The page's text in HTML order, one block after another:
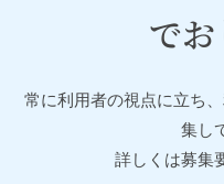
でお
常に利用者の視点に立ち
集し
詳しくは募集